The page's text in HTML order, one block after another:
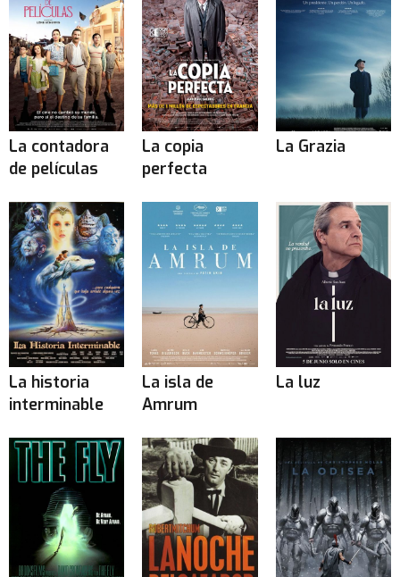
La contadora
de películas
La copia
perfecta
La Grazia
La historia
interminable
La isla de
Amrum
La luz